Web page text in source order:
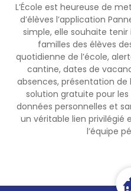
L’École est heureuse de
d’élèves l’application
simple, elle souhaite
familles des élèves
quotidienne de l’école,
cantine, dates de
absences, présentation de
solution gratuite pour
données personnelles et
un véritable lien privilégié
l’équipe